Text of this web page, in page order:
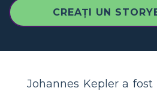
CREAȚI UN
Johannes Kepler a